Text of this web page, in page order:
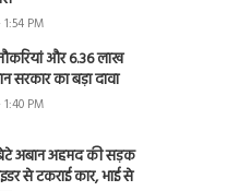
PM
और 6.36 लाख
सरकार का बड़ा दावा
PM
अबान अहमद की सड़क
से टकराई कार, भाई से